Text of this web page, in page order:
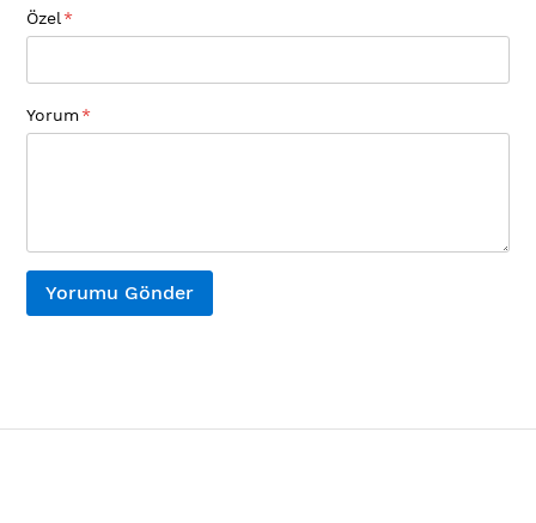
Özel
Yorum
Yorumu Gönder